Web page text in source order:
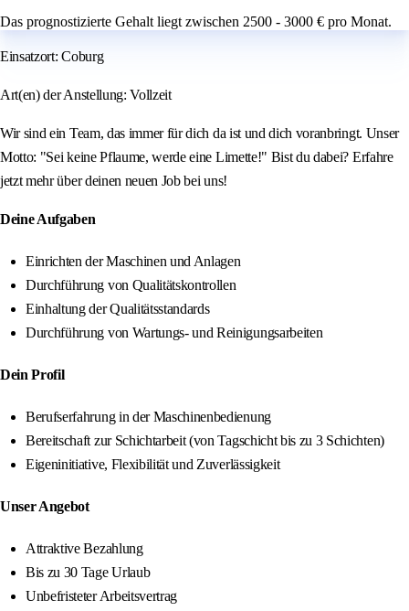
Das prognostizierte Gehalt liegt zwischen 2500 - 3000 € pro Monat.
Einsatzort: Coburg
Art(en) der Anstellung: Vollzeit
Wir sind ein Team, das immer für dich da ist und dich voranbringt. Unser
Motto: "Sei keine Pflaume, werde eine Limette!" Bist du dabei? Erfahre
jetzt mehr über deinen neuen Job bei uns!
Deine Aufgaben
Einrichten der Maschinen und Anlagen
Durchführung von Qualitätskontrollen
Einhaltung der Qualitätsstandards
Durchführung von Wartungs- und Reinigungsarbeiten
Dein Profil
Berufserfahrung in der Maschinenbedienung
Bereitschaft zur Schichtarbeit (von Tagschicht bis zu 3 Schichten)
Eigeninitiative, Flexibilität und Zuverlässigkeit
Unser Angebot
Attraktive Bezahlung
Bis zu 30 Tage Urlaub
Unbefristeter Arbeitsvertrag